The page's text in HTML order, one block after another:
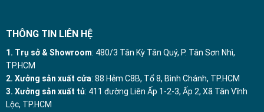
THÔNG TIN LIÊN HỆ
1. Trụ sở & Showroom: 480/3 Tân Kỳ Tân Quý, P. Tân Sơn Nhì,
TP.HCM
2. Xưởng sản xuất cửa: 88 Hẻm C8B, Tổ 8, Bình Chánh, TP.HCM
3. Xưởng sản xuất tủ: 411 đường Liên Ấp 1-2-3, Ấp 2, Xã Tân Vĩnh
Lộc, TP.HCM